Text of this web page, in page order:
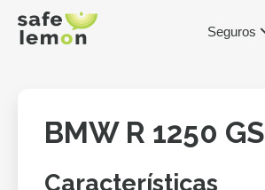
Seguros
BMW R 1250 GS
Características